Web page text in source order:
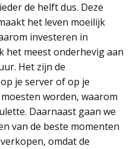
de helft dus. Deze
het leven moeilijk
investeren in
het meest onderhevig aan
Het zijn de
je server of op je
worden, waarom
Daarnaast gaan we
van de beste momenten
omdat de